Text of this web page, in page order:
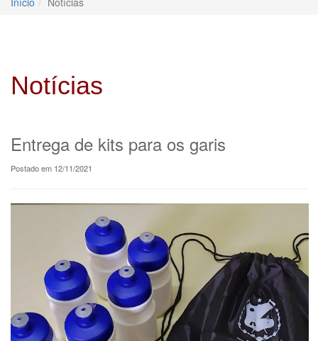
Notícias
Entrega de kits para os garis
Postado em 12/11/2021